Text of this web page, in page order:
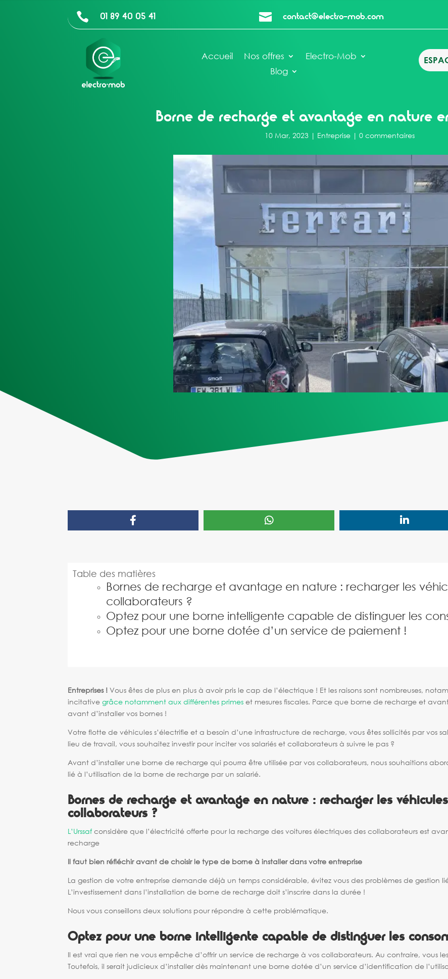
 01 89 40 05 41  contact@electro-mob.com
Accueil Nos offres
Electro-Mob
Blog
Borne de recharge et avantage en nature
10 Mar, 2023| Entreprise| 0 commentaires
Table des matières
Bornes de recharge et avantage en nature : recharger les
collaborateurs ?
Optez pour une borne intelligente capable de distinguer les
Optez pour une borne dotée d’un service de paiement !
Entreprises !Vous êtes de plus en plus à avoir pris le cap de l’électrique ! Et les raisons sont nombreuses,
incitativegrâce notamment aux différentes primes et mesures fiscales. Parce que borne de recharge et
avant d’installer vos bornes !
Votre flotte de véhicules s’électrifie et a besoin d’une infrastructure de recharge, vous êtes sollicités par vos
lieu de travail, vous souhaitez investir pour inciter vos salariés et collaborateurs à suivre le pas ?
Avant d’installer une borne de recharge qui pourra être utilisée par vos collaborateurs, nous souhaitions
lié à l’utilisation de la borne de recharge par un salarié.
Bornes de recharge et avantage en nature : recharger les
collaborateurs ?
L’Urssafconsidère que l’électricité offerte pour la recharge des voitures électriques des collaborateurs est
recharge
Il faut bien réfléchir avant de choisir le type de borne à installer dans votre entreprise
La gestion de votre entreprise demande déjà un temps considérable, évitez vous des problèmes de gestion
L’investissement dans l’installation de borne de recharge doit s’inscrire dans la durée !
Nous vous conseillons deux solutions pour répondre à cette problématique.
Optez pour une borne intelligente capable de distinguer les
Il est vrai que rien ne vous empêche d’offrir un service de recharge à vos collaborateurs. Au contraire, vous
Toutefois, il serait judicieux d’installer dès maintenant une borne dotée d’un service d’identification de